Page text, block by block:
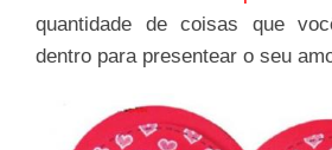
quantidade de coisas que
dentro para presentear o seu